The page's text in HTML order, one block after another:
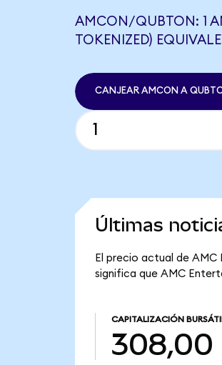
AMCON/QUBTON: 1
TOKENIZED)
CANJEAR AMCON A
Últimas
El precio actual de AMC
significa que AMC
CAPITALIZACIÓN
308,00